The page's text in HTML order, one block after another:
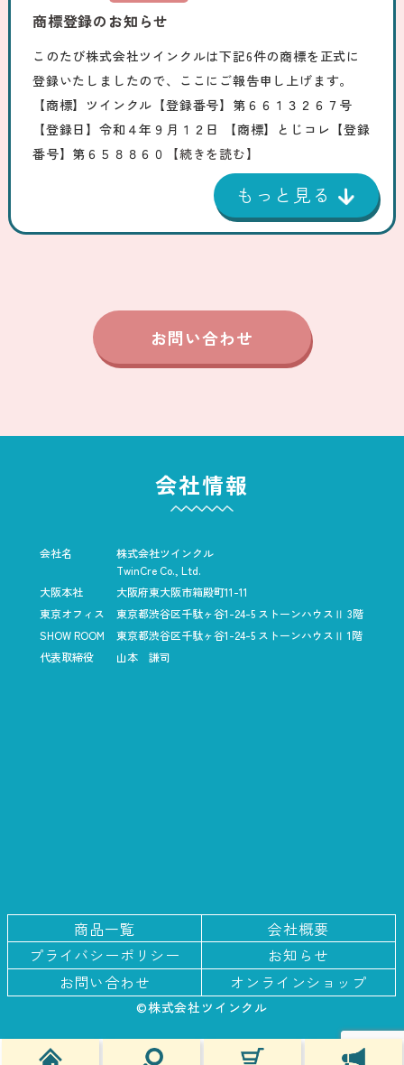
商標登録のお知らせ
このたび株式会社ツインクルは下記6件の商標を正式に
登録いたしましたので、ここにご報告申し上げます。
【商標】ツインクル【登録番号】第６６１３２６７号
【登録日】令和４年９月１２日 【商標】とじコレ【登録
番号】第６５８８６０
【続きを読む】
お問い合わせ
会社情報
会社名
株式会社ツインクル
TwinCre Co., Ltd.
大阪本社
大阪府東大阪市箱殿町11-11
東京オフィス
東京都渋谷区千駄ヶ谷1-24-5 ストーンハウスⅡ 3階
SHOW ROOM
東京都渋谷区千駄ヶ谷1-24-5 ストーンハウスⅡ 1階
代表取締役
山本 謙司
商品一覧
会社概要
プライバシーポリシー
お知らせ
お問い合わせ
オンラインショップ
©株式会社ツインクル